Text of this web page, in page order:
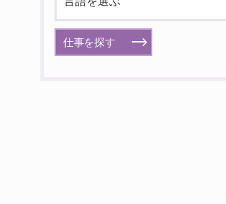
仕事を探す